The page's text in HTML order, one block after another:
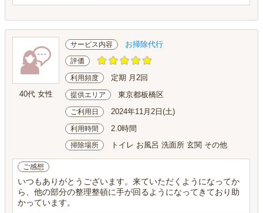
40代 女性
サービス内容 お掃除代行
評価
利用頻度 定期 月2回
提供エリア 東京都板橋区
ご利用日 2024年11月2日(土)
利用時間 2.0時間
掃除場所 トイレ お風呂 洗面所 玄関 その他
ご感想
いつもありがとうございます。来ていただくようになってか
ら、他の部分の整理整頓に手が回るようになってきており助
かっています。